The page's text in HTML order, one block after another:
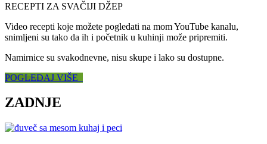
RECEPTI ZA SVAČIJI DŽEP
Video recepti koje možete pogledati na mom YouTube kanalu,
snimljeni su tako da ih i početnik u kuhinji može pripremiti.
Namirnice su svakodnevne, nisu skupe i lako su dostupne.
POGLEDAJ VIŠE
ZADNJE